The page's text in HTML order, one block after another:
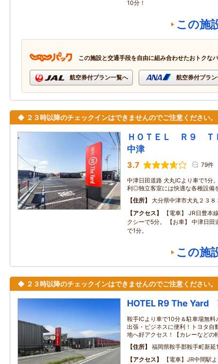
10分！
この施
この施設と交通手段を自由に組み合わせたおトクな
航空券付プラン一覧へ 航空券付プラ
◆ ２３時以降のチェックインはできませんのでご注意ください。
ＨＯＴＥＬ Ｒ９
中津
3.7 79件
中津日田道路 犬丸ICより車で1分
利◎独立客室には快適な各種設備
住所
大分県中津市犬丸２３８
アクセス
【電車】 JR日豊本
クシーで5分。 【お車】 中津日田
で1分。
この施
◆ ２３時以降のチェックインはできませんのでご注意ください。
HOTEL R9 The Yard
鞍手ICより車で10分＆駐車場無
出張・ビジネスに便利！トヨタ自
地へ好アクセス！【カレーなどの
住所
福岡県鞍手郡鞍手町新延
アクセス
【電車】JR中間駅